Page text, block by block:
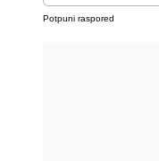
Potpuni raspored